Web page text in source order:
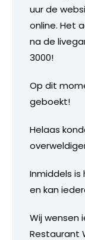
uur de
online. Het
na de
3000!
Op dit
geboekt!
Helaas
Inmiddels
en kan
Wij wensen
Restaurant